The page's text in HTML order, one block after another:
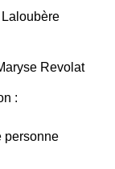
Revolat
:
personne